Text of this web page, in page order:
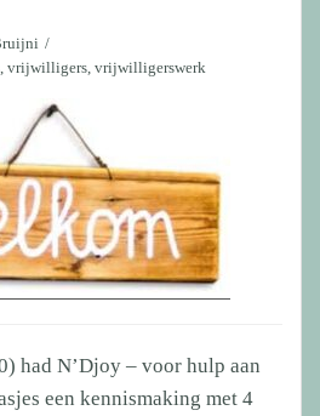
vrijwilligers vrijwilligerswerk
had N’Djoy – voor hulp aan
een kennismaking met 4